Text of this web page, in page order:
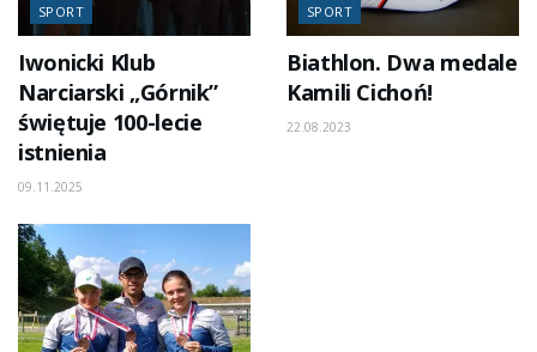
SPORT
Iwonicki Klub
Narciarski „Górnik”
świętuje 100-lecie
istnienia
09.11.2025
SPORT
Biathlon. Dwa medale
Kamili Cichoń!
22.08.2023